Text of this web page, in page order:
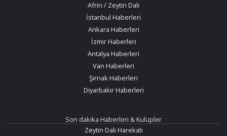
Afrin / Zeytin Dalı
İstanbul Haberleri
Ankara Haberleri
İzmir Haberleri
Antalya Haberleri
Van Haberleri
Şırnak Haberleri
Diyarbakır Haberleri
Son dakika Haberleri & Kulüpler
Zeytin Dalı Harekatı